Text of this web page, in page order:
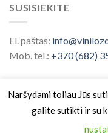
SUSISIEKITE
El. paštas:
Mob. tel.: +370 (682)
Prekės ženklas
Naršydami toliau Jūs
galite sutikti ir su